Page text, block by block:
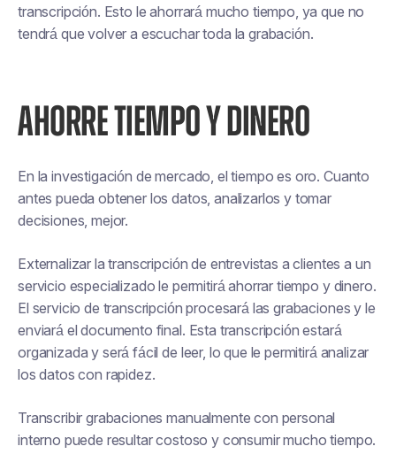
transcripción. Esto le ahorrará mucho tiempo, ya que no
tendrá que volver a escuchar toda la grabación.
AHORRE TIEMPO Y DINERO
En la investigación de mercado, el tiempo es oro. Cuanto
antes pueda obtener los datos, analizarlos y tomar
decisiones, mejor.
Externalizar la transcripción de entrevistas a clientes a un
servicio especializado le permitirá ahorrar tiempo y dinero.
El servicio de transcripción procesará las grabaciones y le
enviará el documento final. Esta transcripción estará
organizada y será fácil de leer, lo que le permitirá analizar
los datos con rapidez.
Transcribir grabaciones manualmente con personal
interno puede resultar costoso y consumir mucho tiempo.